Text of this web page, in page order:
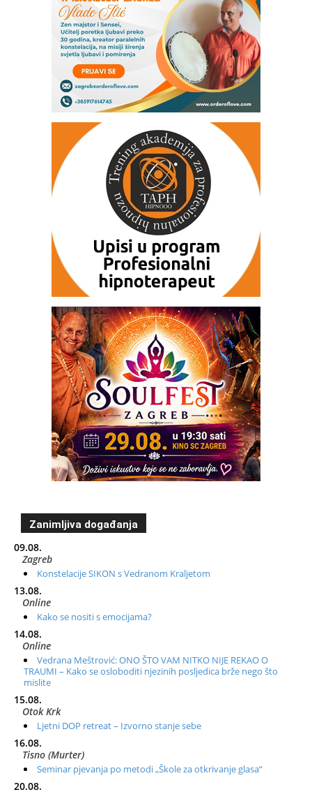
Zanimljiva događanja
09.08.
Zagreb
Konstelacije SIKON s Vedranom Kraljetom
13.08.
Online
Kako se nositi s emocijama?
14.08.
Online
Vedrana Meštrović: ONO ŠTO VAM NITKO NIJE REKAO O
TRAUMI – Kako se osloboditi njezinih posljedica brže nego što
mislite
15.08.
Otok Krk
Ljetni DOP retreat – Izvorno stanje sebe
16.08.
Tisno (Murter)
Seminar pjevanja po metodi „Škole za otkrivanje glasa“
20.08.